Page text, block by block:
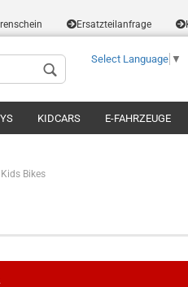
Ersatzteilanfrage
Select Language ▼
KIDCARS E-FAHRZEUGE
Kids Bikes